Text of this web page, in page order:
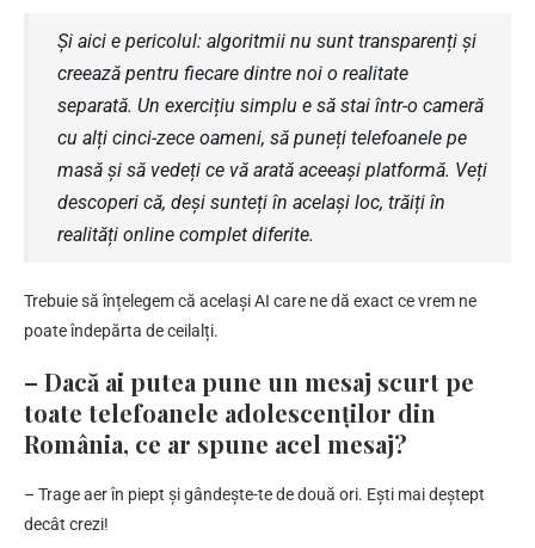
Și aici e pericolul: algoritmii nu sunt transparenți și
creează pentru fiecare dintre noi o realitate
separată. Un exercițiu simplu e să stai într-o cameră
cu alți cinci-zece oameni, să puneți telefoanele pe
masă și să vedeți ce vă arată aceeași platformă. Veți
descoperi că, deși sunteți în același loc, trăiți în
realități online complet diferite.
Trebuie să înțelegem că același AI care ne dă exact ce vrem ne
poate îndepărta de ceilalți.
– Dacă ai putea pune un mesaj scurt pe
toate telefoanele adolescenților din
România, ce ar spune acel mesaj?
– Trage aer în piept și gândește-te de două ori. Ești mai deștept
decât crezi!